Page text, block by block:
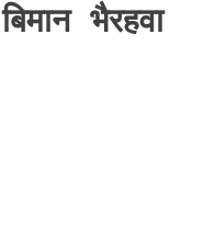
भैरहवा